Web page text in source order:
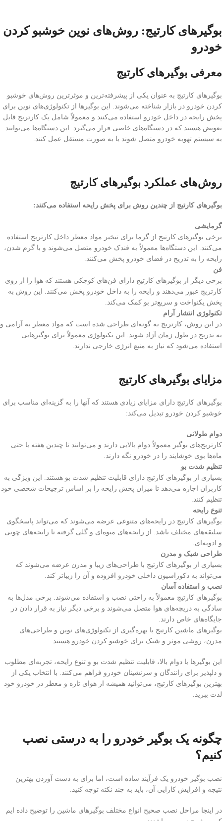
بوگیرهای کارتیج: روش‌های نوین خوشبو کردن
خودرو
معرفی بوگیرهای کارتیج
بوگیرهای کارتیج به عنوان یکی از پیشرفته‌ترین و موثرترین روش‌های خوشبو
کردن خودرو در بازار شناخته می‌شوند. این بوگیرها از تکنولوژی‌های نوین برای
پخش رایحه در داخل خودرو استفاده می‌کنند و معمولاً شامل یک کارتریج قابل
تعویض هستند که در دستگاه‌های خاصی قرار می‌گیرد. این دستگاه‌ها می‌توانند
به سیستم تهویه خودرو متصل شوند یا به صورت مستقل عمل کنند.
روش‌های عملکرد بوگیرهای کارتیج
بوگیرهای کارتیج از چندین روش برای پخش رایحه استفاده می‌کنند:
گرمایشی
برخی بوگیرهای کارتیج از گرما برای تبخیر مواد معطر داخل کارتریج استفاده
می‌کنند. این دستگاه‌ها معمولاً به فندک خودرو متصل می‌شوند و با گرم شدن،
رایحه را به تدریج در فضای خودرو پخش می‌کنند.
فن
برخی دیگر از بوگیرهای کارتیج دارای فن‌های کوچکی هستند که هوا را از روی
کارتریج عبور می‌دهند و رایحه را به داخل خودرو پخش می‌کنند. این روش به
پخش یکنواخت و سریع‌تر بو کمک می‌کند.
تکنولوژی انتشار آرام
در این روش، کارتریج به گونه‌ای طراحی شده است که مواد معطر به آرامی و
به تدریج در طول زمان آزاد شوند. این تکنولوژی معمولاً برای بوگیرهایی
استفاده می‌شود که نیاز به منبع انرژی خارجی ندارند.
مزایای بوگیرهای کارتیج
بوگیرهای کارتیج دارای مزایای زیادی هستند که آنها را به گزینه‌ای مناسب برای
خوشبو کردن خودرو تبدیل می‌کند:
دوام طولانی
کارتریج‌های بوگیر معمولاً دوام بالایی دارند و می‌توانند تا چندین هفته یا حتی
ماه‌ها بوی خوشایند را در خودرو نگه دارند.
تنظیم شدت بو
بسیاری از بوگیرهای کارتیج دارای قابلیت تنظیم شدت بو هستند. این ویژگی به
کاربران اجازه می‌دهد تا میزان پخش رایحه را بر اساس ترجیحات شخصی خود
تنظیم کنند.
تنوع رایحه
بوگیرهای کارتیج در رایحه‌های متنوعی عرضه می‌شوند که می‌تواند پاسخگوی
سلیقه‌های مختلف باشد. از رایحه‌های میوه‌ای و گلی گرفته تا رایحه‌های چوبی
و ادویه‌ای.
طراحی شیک و مدرن
بسیاری از بوگیرهای کارتیج با طراحی‌های زیبا و مدرن عرضه می‌شوند که
می‌تواند به دکوراسیون داخلی خودرو افزوده و آن را زیباتر کند.
نصب و استفاده آسان
بوگیرهای کارتیج معمولاً به راحتی نصب و استفاده می‌شوند. برخی مدل‌ها به
سادگی به دریچه‌های هوا متصل می‌شوند و برخی دیگر نیاز به قرار دادن در
جایگاه‌های خاص دارند.
بوگیرهای ماشین کارتیج با بهره‌گیری از تکنولوژی‌های نوین و طراحی‌های
مدرن، روشی موثر و شیک برای خوشبو کردن خودرو هستند.
این بوگیرها با دوام بالا، قابلیت تنظیم شدت بو و تنوع رایحه، تجربه‌ای مطلوب
و دلپذیر برای رانندگان و سرنشینان خودرو فراهم می‌کنند. با انتخاب یکی از
بهترین بوگیرهای کارتیج، می‌توانید همیشه از هوای تازه و معطر در خودرو خود
لذت ببرید.
چگونه یک بوگیر خودرو را به درستی نصب
کنیم؟
نصب بوگیر خودرو یک فرآیند ساده است، اما برای به دست آوردن بهترین
نتیجه و افزایش کارایی آن، باید به چند نکته توجه کنید.
در اینجا مراحل نصب صحیح انواع مختلف بوگیرهای ماشین را توضیح داده ایم